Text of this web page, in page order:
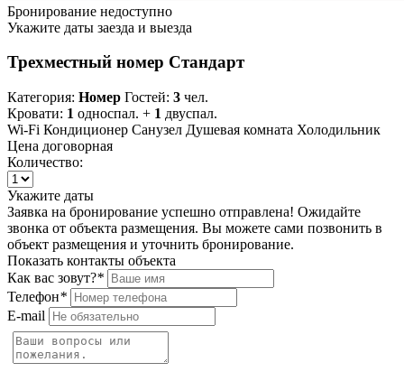
Бронирование недоступно
Укажите даты заезда и выезда
Трехместный номер Стандарт
Категория: Номер Гостей: 3 чел.
Кровати: 1 односпал. + 1 двуспал.
Wi-Fi Кондиционер Санузел Душевая комната Холодильник
Цена договорная
Количество:
Укажите даты
Заявка на бронирование успешно отправлена! Ожидайте
звонка от объекта размещения. Вы можете сами позвонить в
объект размещения и уточнить бронирование.
Показать контакты объекта
Как вас зовут?*
Телефон*
E-mail